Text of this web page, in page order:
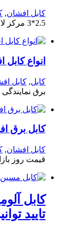
کابل افشان,
2.5*3 مرکز لاله زار
انواع
کابل, کابل
برق
کابل برق افشان 4*4
کابل افشان,
قیمت روز
کابل
تایید